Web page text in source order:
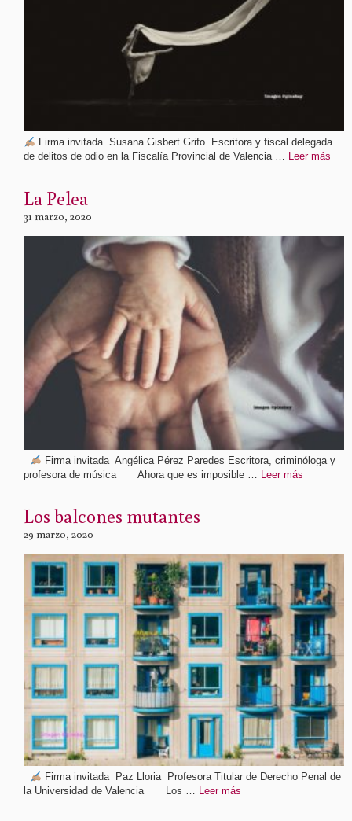
Firma invitada Susana Gisbert Grifo Escritora y fiscal delegada
de delitos de odio en la Fiscalía Provincial de Valencia … Leer más
La Pelea
31 marzo, 2020
Firma invitada Angélica Pérez Paredes Escritora, criminóloga y
profesora de música Ahora que es imposible … Leer más
Los balcones mutantes
29 marzo, 2020
Firma invitada Paz Lloria Profesora Titular de Derecho Penal de
la Universidad de Valencia Los … Leer más